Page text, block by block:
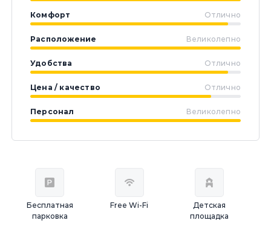
Комфорт Отлично
Расположение Великолепно
Удобства Отлично
Цена / качество Отлично
Персонал Великолепно
Бесплатная
парковка
Free Wi-Fi
Детская
площадка